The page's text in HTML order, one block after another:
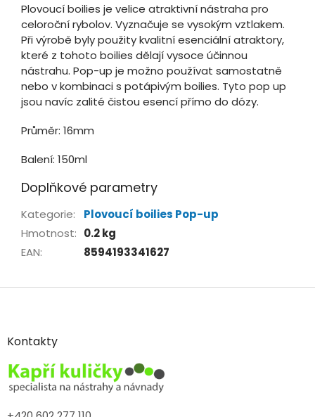
Plovoucí boilies je velice atraktivní nástraha pro
celoroční rybolov. Vyznačuje se vysokým vztlakem.
Při výrobě byly použity kvalitní esenciální atraktory,
které z tohoto boilies dělají vysoce účinnou
nástrahu. Pop-up je možno používat samostatně
nebo v kombinaci s potápivým boilies. Tyto pop up
jsou navíc zalité čistou esencí přímo do dózy.
Průměr: 16mm
Balení: 150ml
Doplňkové parametry
Kategorie:
Plovoucí boilies Pop-up
Hmotnost: 0.2 kg
EAN: 8594193341627
Z
aKontakty